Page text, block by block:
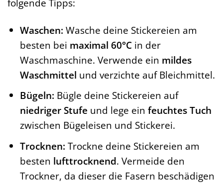
Waschen: Wasche deine Stickereien am
besten bei maximal 60°Cin der
Waschmaschine. Verwende ein mildes
Waschmittel und verzichte auf Bleichmittel.
Bügeln: Bügle deine Stickereien auf
niedriger Stufe und lege ein feuchtes Tuch
zwischen Bügeleisen und Stickerei.
Trocknen: Trockne deine Stickereien am
besten lufttrocknend. Vermeide den
Trockner, da dieser die Fasern beschädigen